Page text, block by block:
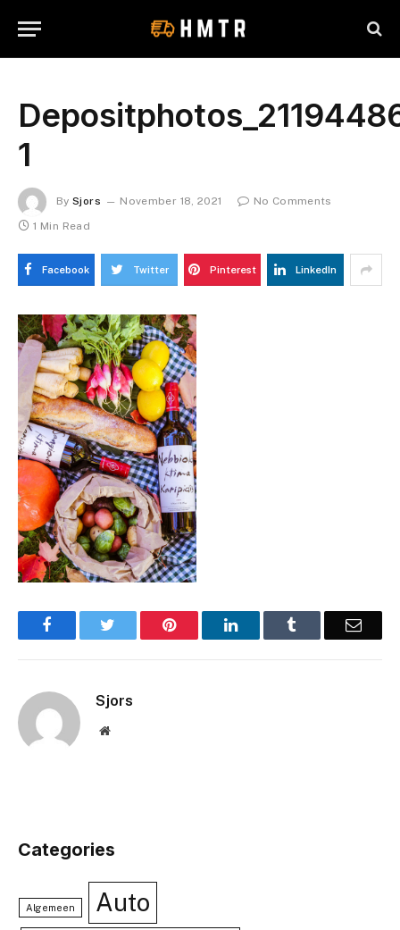
1
By Sjors November 18, 2021
No Comments
1 Min Read
Facebook Twitter Pinterest LinkedIn
Facebook Pinterest LinkedIn Email
Sjors
Website
Categories
Algemeen Auto